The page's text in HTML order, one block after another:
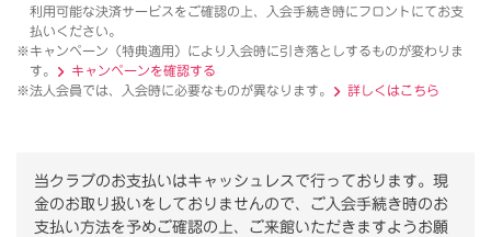
利用可能な決済サービスをご確認の上、入会手続き時にフロントにてお支
払いください。
※キャンペーン（特典適用）により入会時に引き落としするものが変わりま
す。
キャンペーンを確認する
※法人会員では、入会時に必要なものが異なります。
詳しくはこちら
当クラブのお支払いはキャッシュレスで行っております。 現
金のお取り扱いをしておりませんので、ご入会手続き時のお
支払い方法を予めご確認の上、ご来館いただきますようお願